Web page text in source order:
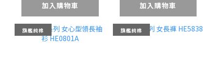
加入購物車 加入購物車
旗艦純棉 旗艦純棉